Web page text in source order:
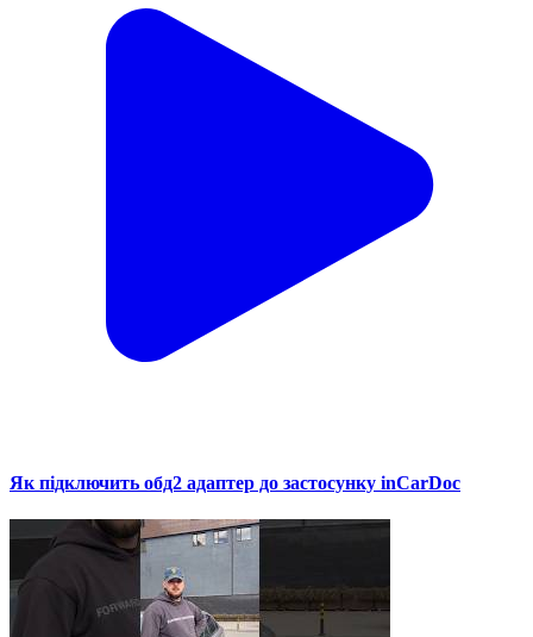
Як підключить обд2 адаптер до застосунку inCarDoc